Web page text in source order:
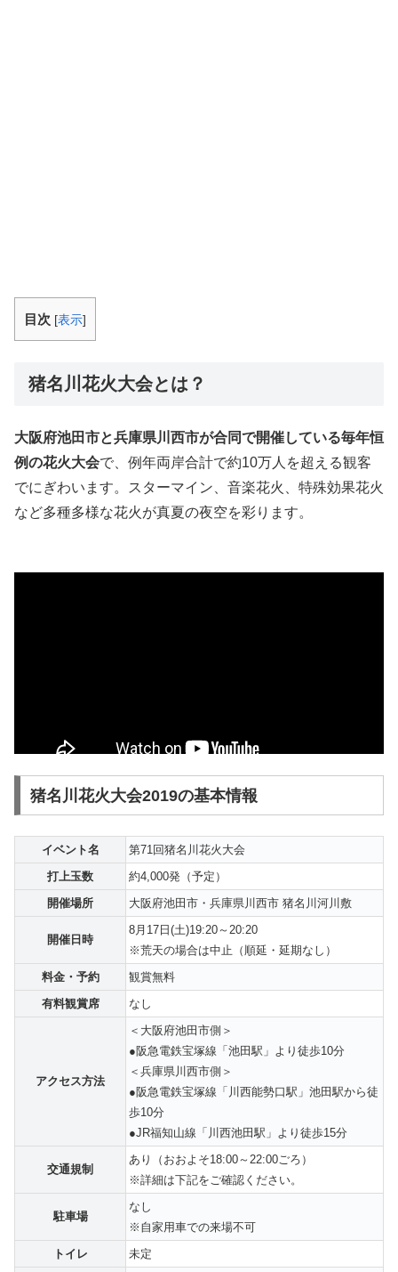
目次 [表示]
猪名川花火大会とは？
大阪府池田市と兵庫県川西市が合同で開催している毎年恒
例の花火大会で、例年両岸合計で約10万人を超える観客
でにぎわいます。スターマイン、音楽花火、特殊効果花火
など多種多様な花火が真夏の夜空を彩ります。
猪名川花火大会2019の基本情報
イベント名
第71回猪名川花火大会
打上玉数
約4,000発（予定）
開催場所
大阪府池田市・兵庫県川西市 猪名川河川敷
開催日時
8月17日(土)19:20～20:20
※荒天の場合は中止（順延・延期なし）
料金・予約
観賞無料
有料観賞席
なし
アクセス方法
＜大阪府池田市側＞
●阪急電鉄宝塚線「池田駅」より徒歩10分
＜兵庫県川西市側＞
●阪急電鉄宝塚線「川西能勢口駅」池田駅から徒
歩10分
●JR福知山線「川西池田駅」より徒歩15分
交通規制
あり（おおよそ18:00～22:00ごろ）
※詳細は下記をご確認ください。
駐車場
なし
※自家用車での来場不可
トイレ
未定